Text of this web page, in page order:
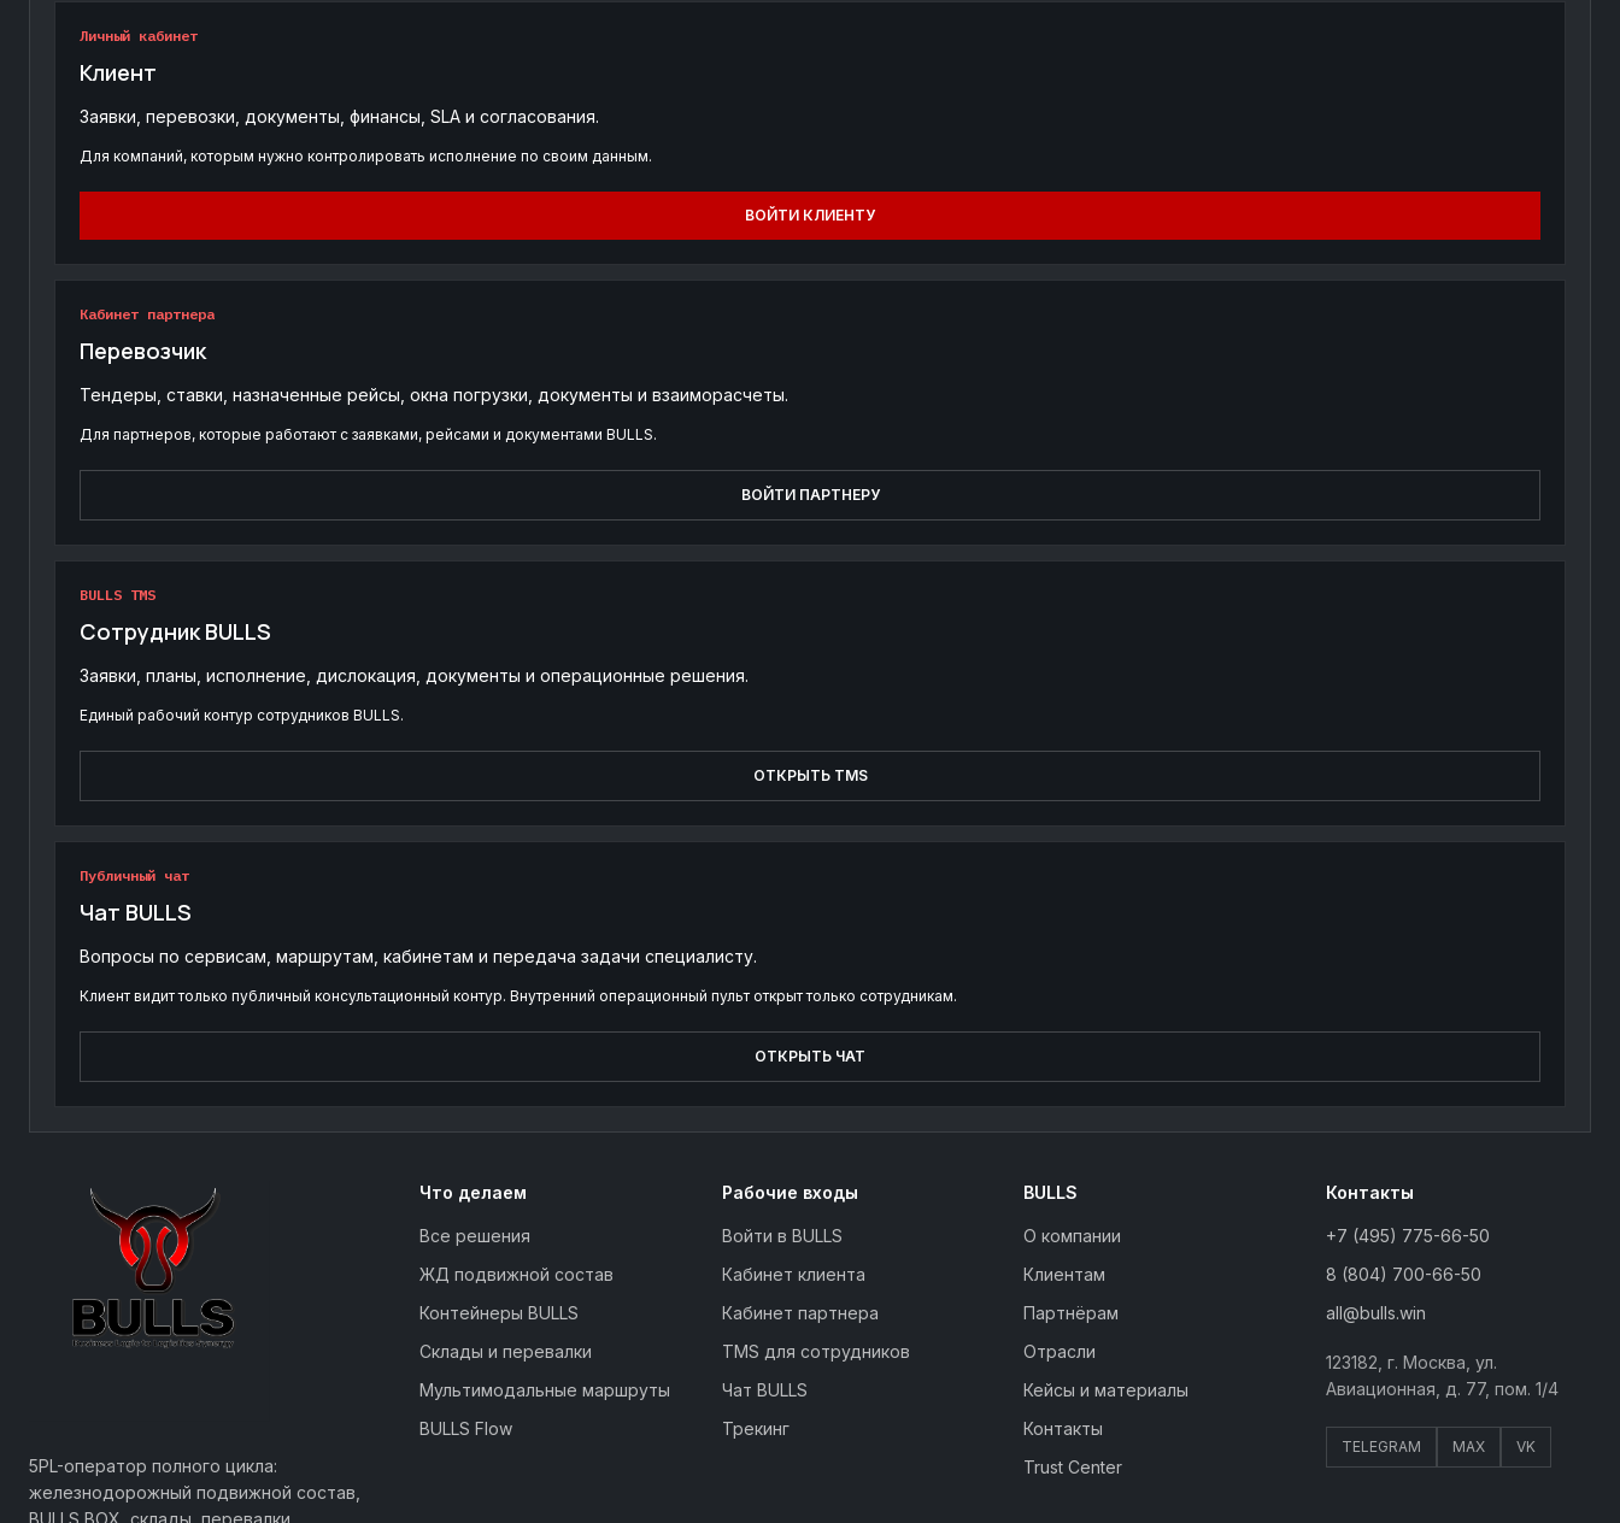
Личный кабинет
Клиент
Заявки, перевозки, документы, финансы, SLA и согласования.
Для компаний, которым нужно контролировать исполнение по своим данным.
ВОЙТИ КЛИЕНТУ
Кабинет партнера
Перевозчик
Тендеры, ставки, назначенные рейсы, окна погрузки, документы и взаиморасчеты.
Для партнеров, которые работают с заявками, рейсами и документами BULLS.
ВОЙТИ ПАРТНЕРУ
BULLS TMS
Сотрудник BULLS
Заявки, планы, исполнение, дислокация, документы и операционные решения.
Единый рабочий контур сотрудников BULLS.
ОТКРЫТЬ TMS
Публичный чат
Чат BULLS
Вопросы по сервисам, маршрутам, кабинетам и передача задачи специалисту.
Клиент видит только публичный консультационный контур. Внутренний операционный пульт открыт только сотрудникам.
ОТКРЫТЬ ЧАТ
Business Logic to Logistics Synergy
5PL-оператор полного цикла:
железнодорожный подвижной состав,
BULLS BOX, склады, перевалки,
Что делаем
Все решения
ЖД подвижной состав
Контейнеры BULLS
Склады и перевалки
Мультимодальные маршруты
BULLS Flow
Рабочие входы
Войти в BULLS
Кабинет клиента
Кабинет партнера
TMS для сотрудников
Чат BULLS
Трекинг
BULLS
О компании
Клиентам
Партнёрам
Отрасли
Кейсы и материалы
Контакты
Trust Center
Контакты
+7 (495) 775-66-50
8 (804) 700-66-50
all@bulls.win
123182, г. Москва, ул.
Авиационная, д. 77, пом. 1/4
TELEGRAM MAX VK